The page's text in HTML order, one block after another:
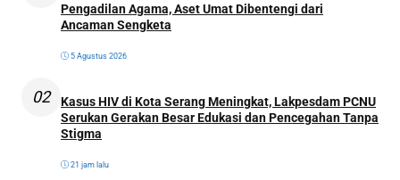
Pengadilan Agama, Aset Umat Dibentengi dari
Ancaman Sengketa
5 Agustus 2026
02
Kasus HIV di Kota Serang Meningkat, Lakpesdam PCNU
Serukan Gerakan Besar Edukasi dan Pencegahan Tanpa
Stigma
21 jam lalu